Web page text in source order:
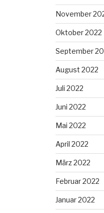
November
Oktober 2022
September
August 2022
Juli 2022
Juni 2022
Mai 2022
April 2022
März 2022
Februar 2022
Januar 2022